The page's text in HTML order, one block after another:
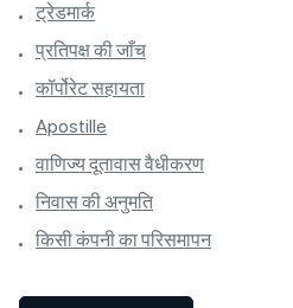
ट्रेडमार्क
प्रतिपक्ष की जाँच
कॉर्पोरेट सहायता
Apostille
वाणिज्य दूतावास वैधीकरण
निवास की अनुमति
किसी कंपनी का परिसमापन